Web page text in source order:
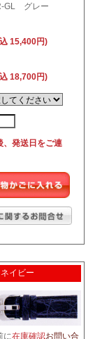
GL グレー
15,400円)
18,700円)
発送日をご連
ネイビー
に在庫確認お問い合